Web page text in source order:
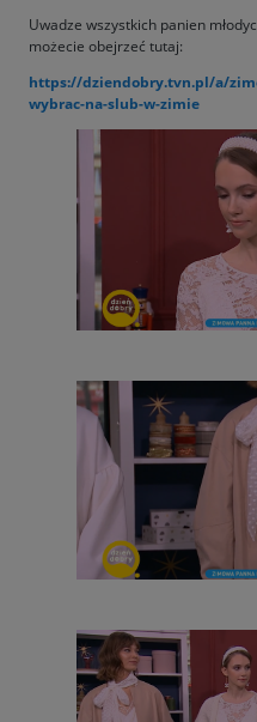
Uwadze wszystkich panien
możecie obejrzeć tutaj:
https://dziendobry.tvn.pl/a/
wybrac-na-slub-w-zimie